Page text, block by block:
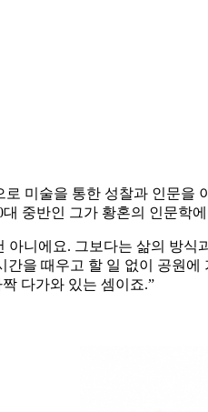
로 미술을 통한 성찰과 인문
중반인 그가 황혼의 인문학
아니에요. 그보다는 삶의 방
을 때우고 할 일 없이 공원
다가와 있는 셈이죠.”